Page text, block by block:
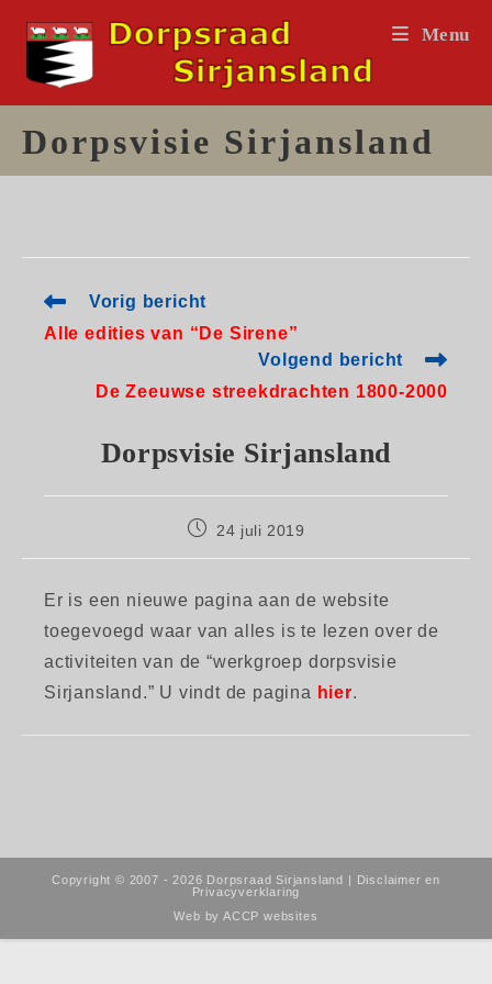
naar
inhoud
Menu
Dorpsvisie Sirjansland
Lees
artikelen
Vorig bericht
Alle edities van “De Sirene”
Volgend bericht
De Zeeuwse streekdrachten 1800-2000
Dorpsvisie Sirjansland
Bericht24 juli 2019
Er is een nieuwe pagina aan de website
toegevoegd waar van alles is te lezen over de
activiteiten van de “werkgroep dorpsvisie
Sirjansland.” U vindt de pagina hier.
Copyright © 2007 - 2026 Dorpsraad Sirjansland | Disclaimer en
Privacyverklaring
Web byACCP websites